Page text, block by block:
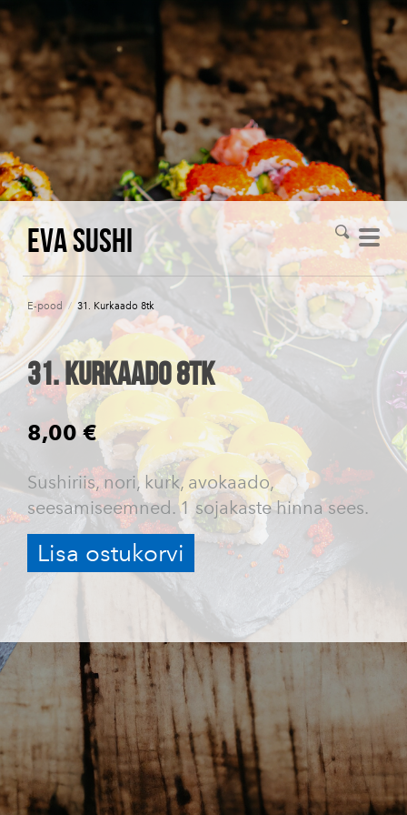
Eva Sushi
E-pood / 31. Kurkaado 8tk
31. Kurkaado 8tk
8,00 €
Sushiriis, nori, kurk, avokaado,
seesamiseemned. 1 sojakaste hinna sees.
Lisa ostukorvi